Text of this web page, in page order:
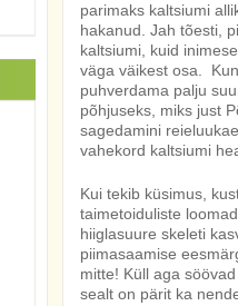
parimaks kaltsiumi
hakanud. Jah tõesti,
kaltsiumi, kuid
väga väikest osa.
puhverdama palju
põhjuseks, miks just
sagedamini
vahekord kaltsiumi
Kui tekib küsimus,
taimetoiduliste
hiiglasuure skeleti
piimasaamise
mitte! Küll aga
sealt on pärit ka